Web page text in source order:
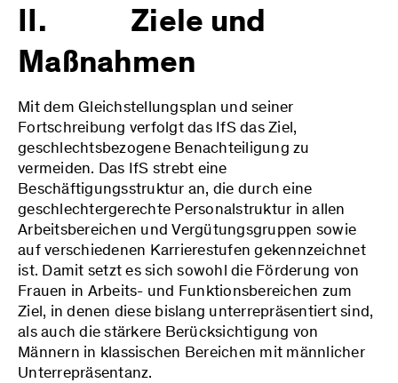
II. Ziele und
Maßnahmen
Mit dem Gleichstellungsplan und seiner
Fortschreibung verfolgt das IfS das Ziel,
geschlechtsbezogene Benachteiligung zu
vermeiden. Das IfS strebt eine
Beschäftigungsstruktur an, die durch eine
geschlechtergerechte Personalstruktur in allen
Arbeitsbereichen und Vergütungsgruppen sowie
auf verschiedenen Karrierestufen gekennzeichnet
ist. Damit setzt es sich sowohl die Förderung von
Frauen in Arbeits- und Funktionsbereichen zum
Ziel, in denen diese bislang unterrepräsentiert sind,
als auch die stärkere Berücksichtigung von
Männern in klassischen Bereichen mit männlicher
Unterrepräsentanz.